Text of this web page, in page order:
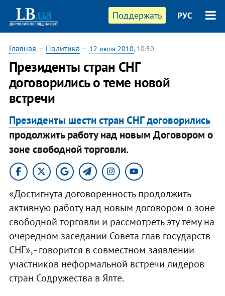
Поддержать РУС
Главная — Политика — 12 июля 2010, 10:50
Президенты стран СНГ
договорились о теме новой
встречи
Президенты шести стран СНГ договорились
продолжить работу над новым Договором о
зоне свободной торговли.
«Достигнута договоренность продолжить
активную работу над новым договором о зоне
свободной торговли и рассмотреть эту тему на
очередном заседании Совета глав государств
СНГ», - говорится в совместном заявлении
участников неформальной встречи лидеров
стран Содружества в Ялте.